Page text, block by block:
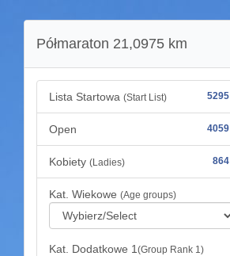
Półmaraton 21,0975 km
Lista Startowa (Start List) 5295
Open 4059
Kobiety (Ladies) 864
Kat. Wiekowe (Age groups)
Kat. Dodatkowe 1 (Group Rank 1)